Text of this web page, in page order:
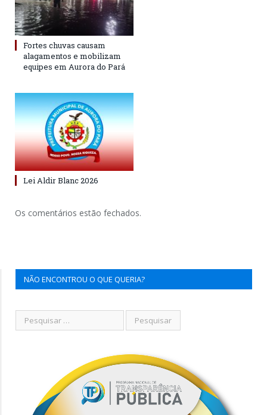
Fortes chuvas causam
alagamentos e mobilizam
equipes em Aurora do Pará
Lei Aldir Blanc 2026
Os comentários estão fechados.
NÃO ENCONTROU O QUE QUERIA?